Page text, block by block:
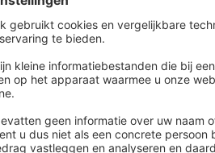
kennis en onderzoek vanuit de
Mijn droom is om
management toegankelijk
en wetenschappers. Het boek
voor HR-vragen die in elke